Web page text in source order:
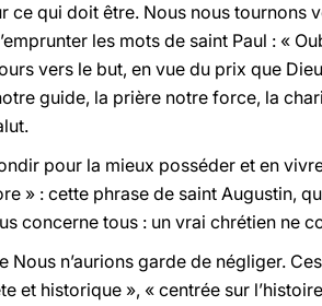
qui doit être. Nous nous tournons
les mots de saint Paul : «
vers le but, en vue du prix que
guide, la prière notre force, la
pour la mieux posséder et en
» : cette phrase de saint Augustin,
concerne tous : un vrai chrétien ne
n’aurions garde de négliger.
historique », « centrée sur